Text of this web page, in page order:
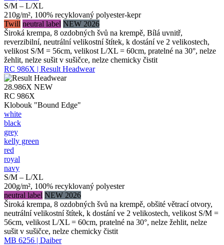
S/M – L/XL
210g/m², 100% recyklovaný polyester-kepr
Twill neutral label NEW 2026
Široká krempa, 8 ozdobných švů na krempě, Bílá uvnitř,
reverzibilní, neutrální velikostní štítek, k dostání ve 2 velikostech,
velikost S/M = 56cm, velikost L/XL = 60cm, pratelné na 30°, nelze
žehlit, nelze sušit v sušičce, nelze chemicky čistit
RC 986X | Result Headwear
28.986X NEW
RC 986X
Klobouk "Bound Edge"
white
black
grey
kelly green
red
royal
navy
S/M – L/XL
200g/m², 100% recyklovaný polyester
neutral label NEW 2026
Široká krempa, 8 ozdobných švů na krempě, obšité větrací otvory,
neutrální velikostní štítek, k dostání ve 2 velikostech, velikost S/M =
56cm, velikost L/XL = 60cm, pratelné na 30°, nelze žehlit, nelze
sušit v sušičce, nelze chemicky čistit
MB 6256 | Daiber